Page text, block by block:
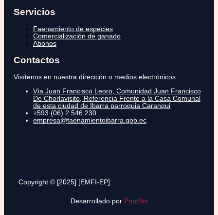
Servicios
Faenamiento de especies
Comercialización de ganado
Abonos
Contactos
Visítenos en nuestra dirección o medios electrónicos
Vía Juan Francisco Leoro, Comunidad Juan Francisco
De Chorlavisito, Referencia Frente a la Casa Comunal
de esta ciudad de Ibarra parroquia Caranqui
+593 (06) 2 546 230
empresa@faenamientoibarra.gob.ec
Copyright © [2025] [EMFI-EP]
Desarrollado por ProdSis